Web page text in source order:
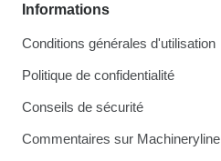
Informations
Conditions générales d'utilisation
Politique de confidentialité
Conseils de sécurité
Commentaires sur Machineryline